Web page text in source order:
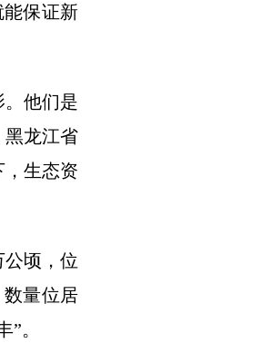
能保证新
他们是
黑龙江省
生态资
公顷，位
数量位居
。